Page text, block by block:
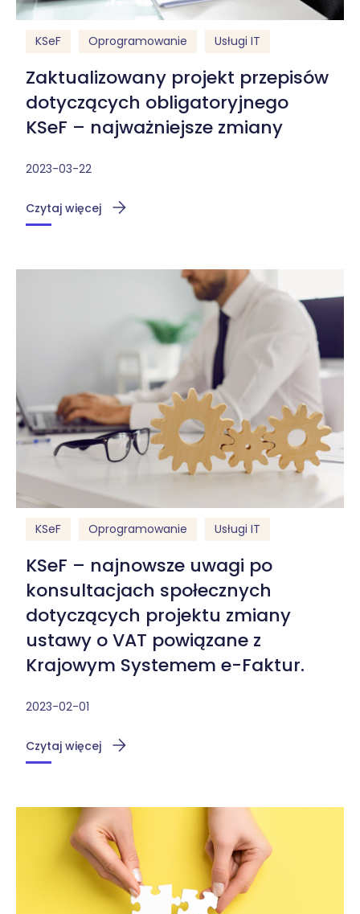
KSeF Oprogramowanie Usługi IT
Zaktualizowany projekt przepisów
dotyczących obligatoryjnego
KSeF – najważniejsze zmiany
2023-03-22
Czytaj więcej
KSeF Oprogramowanie Usługi IT
KSeF – najnowsze uwagi po
konsultacjach społecznych
dotyczących projektu zmiany
ustawy o VAT powiązane z
Krajowym Systemem e-Faktur.
2023-02-01
Czytaj więcej